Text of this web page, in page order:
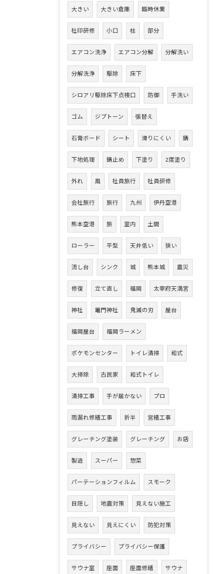
大きい 大きい倉庫 臨時休業
社印研修 小口 柱 部分
エアコン洗浄 エアコン分解 分解洗い
分解洗浄 駆除 床下
シロアリ駆除床下点検口 防御 手洗い
ゴム ジプトーン 張替え
石膏ボード シート 滑りにくい 錆
下地処理 錆止め 下塗り 2度塗り
外れ 風 社員旅行 社員研修
会社旅行 旅行 九州 伊丹空港
熊本空港 旅 室内 土間
ローラー 平型 天井低い 狭い
流し台 シンク 城 熊本城 震災
修復 立て直し 福岡 太宰府天満宮
神社 竈門神社 鬼滅の刃 屋台
福岡屋台 福岡ラーメン
ポケモンセンター トイレ清掃 和式
大掃除 古民家 和式トイレ
清掃工事 手が届かない プロ
雨漏れ修繕工事 折半 営繕工事
グレーチング塗装 グレーチング お店
製造 スーパー 惣菜
パーテーションフィルム スモーク
目隠し 地震対策 見えない施工
見えない 見えにくい 防犯対策
プライバシー プライバシー保護
サウナ室 座面 座面修繕 サウナ